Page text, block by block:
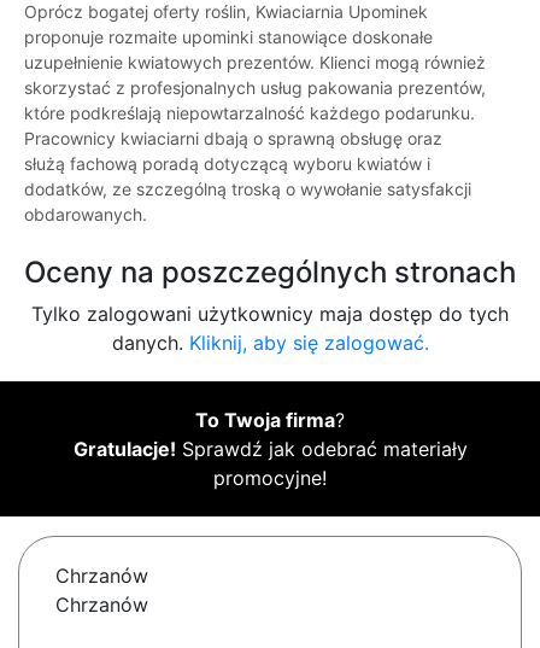
Oprócz bogatej oferty roślin, Kwiaciarnia Upominek
proponuje rozmaite upominki stanowiące doskonałe
uzupełnienie kwiatowych prezentów. Klienci mogą również
skorzystać z profesjonalnych usług pakowania prezentów,
które podkreślają niepowtarzalność każdego podarunku.
Pracownicy kwiaciarni dbają o sprawną obsługę oraz
służą fachową poradą dotyczącą wyboru kwiatów i
dodatków, ze szczególną troską o wywołanie satysfakcji
obdarowanych.
Oceny na poszczególnych stronach
Tylko zalogowani użytkownicy maja dostęp do tych
danych. Kliknij, aby się zalogować.
To Twoja firma?
Gratulacje! Sprawdź jak odebrać materiały
promocyjne!
Chrzanów
Chrzanów